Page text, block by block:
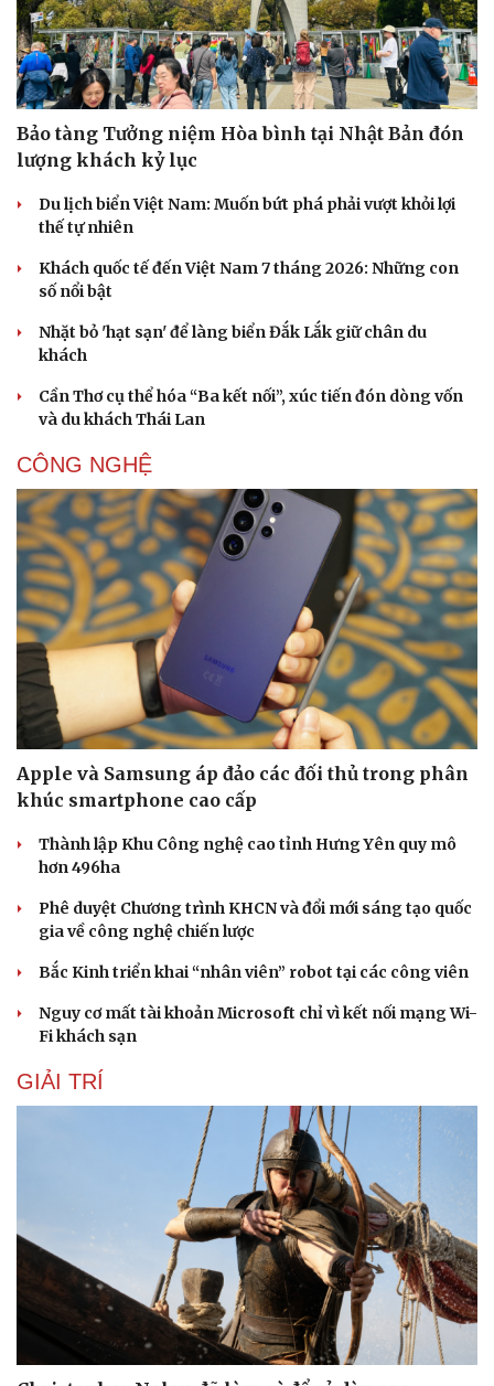
Tư vấn
Săn Tour
check-in
Câu chuyện thời sự
Cửa sổ tình yêu
Kể chuyện cho bé
Hạt giống tâm hồn
Bảo tàng Tưởng niệm Hòa bình tại Nhật Bản đón
lượng khách kỷ lục
Du lịch biển Việt Nam: Muốn bứt phá phải vượt khỏi lợi
thế tự nhiên
Khách quốc tế đến Việt Nam 7 tháng 2026: Những con
số nổi bật
Nhặt bỏ 'hạt sạn' để làng biển Đắk Lắk giữ chân du
khách
Cần Thơ cụ thể hóa “Ba kết nối”, xúc tiến đón dòng vốn
và du khách Thái Lan
CÔNG NGHỆ
Apple và Samsung áp đảo các đối thủ trong phân
khúc smartphone cao cấp
Thành lập Khu Công nghệ cao tỉnh Hưng Yên quy mô
hơn 496ha
Phê duyệt Chương trình KHCN và đổi mới sáng tạo quốc
gia về công nghệ chiến lược
Bắc Kinh triển khai “nhân viên” robot tại các công viên
Nguy cơ mất tài khoản Microsoft chỉ vì kết nối mạng Wi-
Fi khách sạn
GIẢI TRÍ